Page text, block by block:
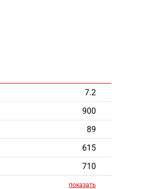
7.2
900
89
615
710
показать